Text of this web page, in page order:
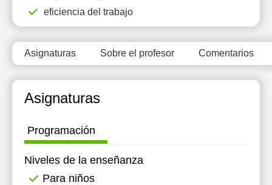
eficiencia del trabajo
Asignaturas Sobre el profesor Comentarios
Asignaturas
Programación
Niveles de la enseñanza
Para niños